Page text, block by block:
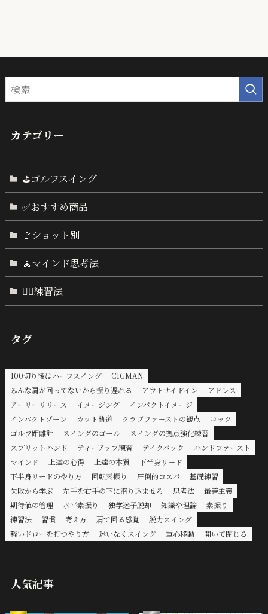
カテゴリー
⛳ゴルフスイング
✅おすすめ商品
🚩ショット別
🧘マインド思考法
🏌️‍♂️練習法
タグ
100切り後はハーフスイング
CIGMAN
みんな肩が回ってないから振り遅れる
アウトサイドイン
アドレス
アーリーリリース
イメージング
インパクトイメージ
インパクトゾーン
カット軌道 クラブファーストの観点
コック
ゴルフ距離計
スイングのゴール
スイングの拠点強化練習
スプリットハンド
ティーアップ練習 テイクバック
ハンドファースト
マインド
上達の心得 上達の本質
下半身リード
下半身リードのやり方
回転素振り 圧倒的コスパ
基礎練習
失敗から学ぶ
左手を右手の下に潜り込ませろ 思考法
最善主義
期待値の管理
水平素振り 独学迷子脱却 知識や理論
素振り
練習法
習慣 考え方 肩で回る感覚
脱力スイング
軽いドローを打つやり方
迷いなくスイング 重心移動 開いて閉じる
人気記事